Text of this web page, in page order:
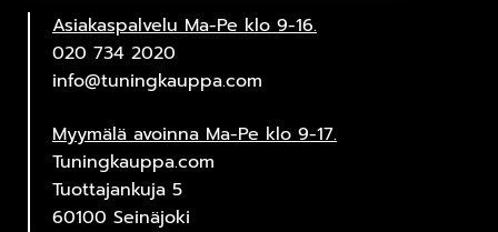
Asiakaspalvelu Ma-Pe klo 9-16.
020 734 2020
info@tuningkauppa.com
Myymälä avoinna Ma-Pe klo 9-17.
Tuningkauppa.com
Tuottajankuja 5
60100 Seinäjoki